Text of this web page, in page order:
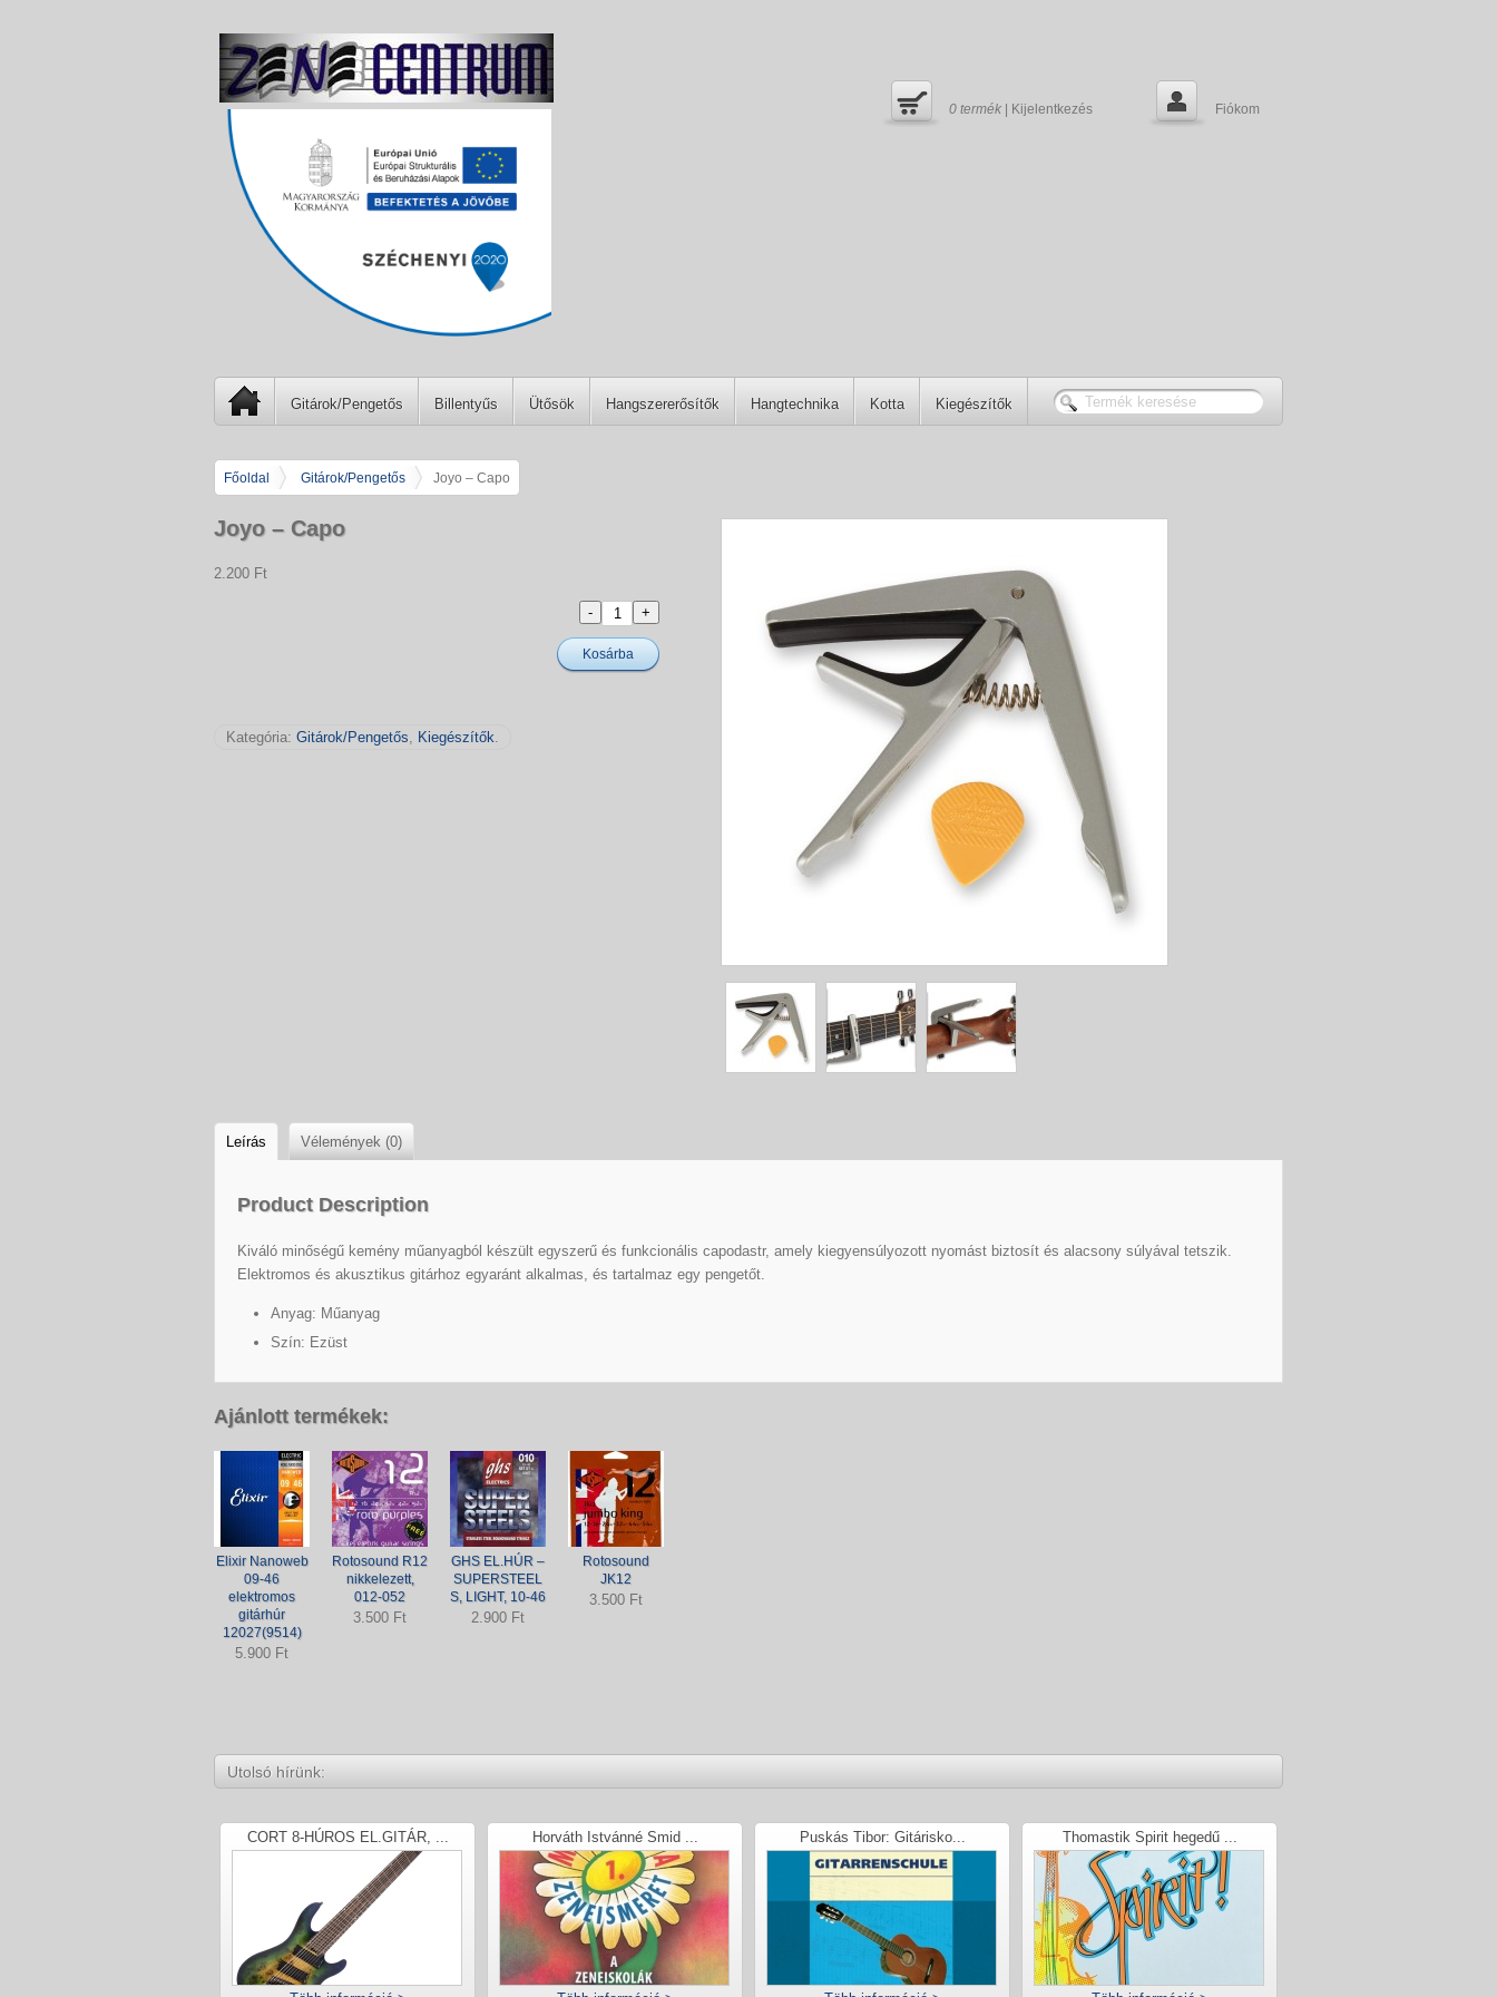
0 termék | Kijelentkezés Fiókom
Gitárok/Pengetős Billentyűs Ütősök Hangszererősítők Hangtechnika Kotta Kiegészítők
Főoldal Gitárok/Pengetős Joyo – Capo
Joyo – Capo
2.200 Ft
Kosárba
Kategória: Gitárok/Pengetős, Kiegészítők.
Leírás Vélemények (0)
Product Description
Kiváló minőségű kemény műanyagból készült egyszerű és funkcionális capodastr, amely kiegyensúlyozott nyomást biztosít és alacsony súlyával tetszik.
Elektromos és akusztikus gitárhoz egyaránt alkalmas, és tartalmaz egy pengetőt.
Anyag: Műanyag
Szín: Ezüst
Ajánlott termékek:
Elixir Nanoweb
09-46
elektromos
gitárhúr
12027(9514)
5.900 Ft
Rotosound R12
nikkelezett,
012-052
3.500 Ft
GHS EL.HÚR –
SUPERSTEEL
S, LIGHT, 10-46
2.900 Ft
Rotosound
JK12
3.500 Ft
Utolsó hírünk:
CORT 8-HÚROS EL.GITÁR, ... Horváth Istvánné Smid ... Puskás Tibor: Gitárisko... Thomastik Spirit hegedű ...